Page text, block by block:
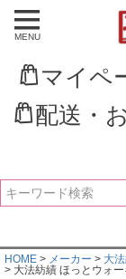
MENU
マイペ
配送・
新着順
登録順
価格が高
優先度順
HOME メーカー 大
大法紡績 ほっとウォ